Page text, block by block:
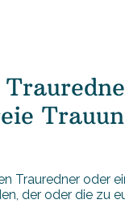
Trauredner oder
der oder die zu